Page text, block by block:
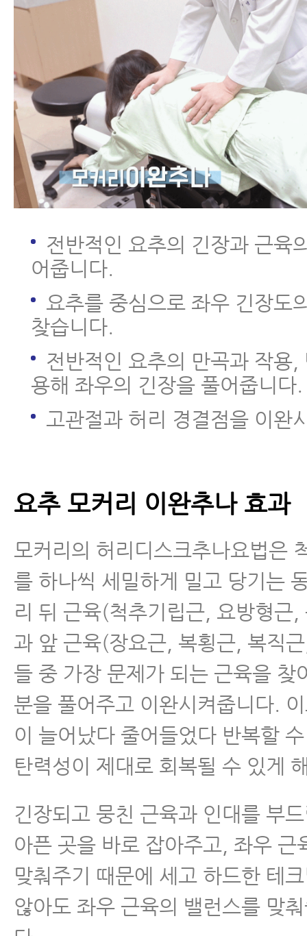
전반적인 요추의 긴장과 근육
어줍니다.
요추를 중심으로 좌우 긴장도
찾습니다.
전반적인 요추의 만곡과 작용,
용해 좌우의 긴장을 풀어줍니다.
고관절과 허리 경결점을 이완
요추 모커리 이완추나 효과
모커리의 허리디스크추나요법은
를 하나씩 세밀하게 밀고 당기는
리 뒤 근육(척추기립근, 요방형근
과 앞 근육(장요근, 복횡근, 복직
들 중 가장 문제가 되는 근육을 찾
분을 풀어주고 이완시켜줍니다.
이 늘어났다 줄어들었다 반복할
탄력성이 제대로 회복될 수 있게
긴장되고 뭉친 근육과 인대를 부
아픈 곳을 바로 잡아주고, 좌우 근
맞춰주기 때문에 세고 하드한 테
않아도 좌우 근육의 밸런스를 맞